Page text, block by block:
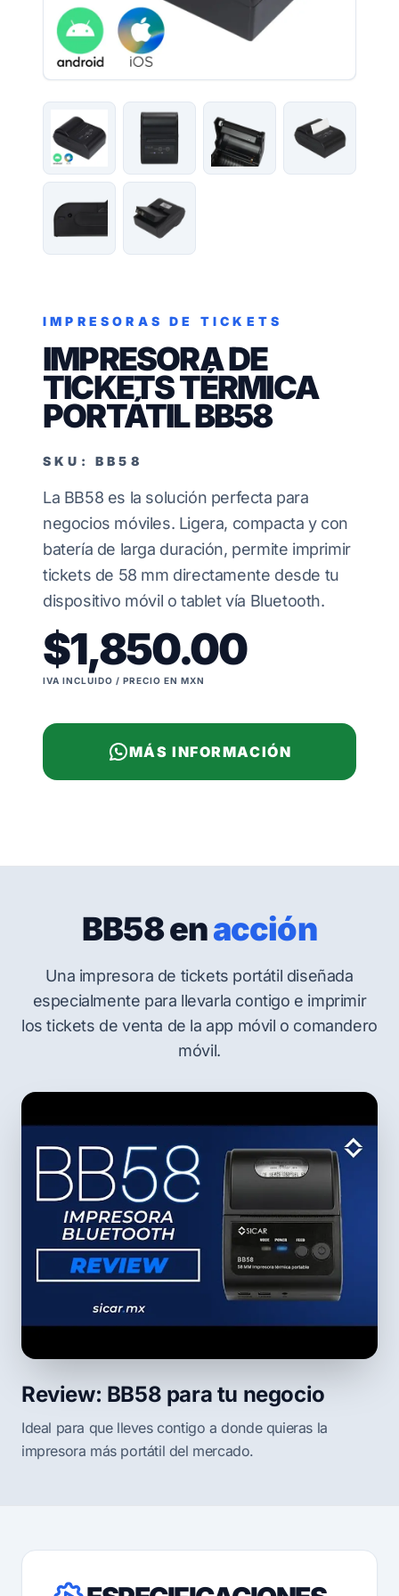
IMPRESORAS DE TICKETS
IMPRESORA DE
TICKETS TÉRMICA
PORTÁTIL BB58
SKU: BB58
La BB58 es la solución perfecta para
negocios móviles. Ligera, compacta y con
batería de larga duración, permite imprimir
tickets de 58 mm directamente desde tu
dispositivo móvil o tablet vía Bluetooth.
$1,850.00
IVA INCLUIDO / PRECIO EN MXN
MÁS INFORMACIÓN
BB58 enacción
Una impresora de tickets portátil diseñada
especialmente para llevarla contigo e imprimir
los tickets de venta de la app móvil o comandero
móvil.
Review: BB58 para tu negocio
Ideal para que lleves contigo a donde quieras la
impresora más portátil del mercado.